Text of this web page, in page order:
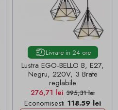
Livrare in 24 ore
Lustra EGO-BELLO B, E27,
Negru, 220V, 3 Brate
reglabile
Pret
276,71 lei Pret de baza
395,31 lei
Economisesti 118.59 lei